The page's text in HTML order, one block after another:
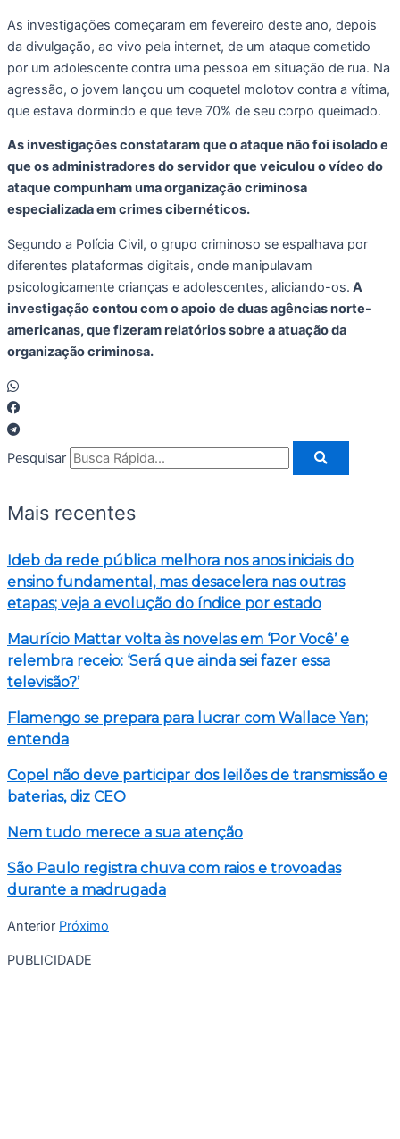
As investigações começaram em fevereiro deste ano, depois
da divulgação, ao vivo pela internet, de um ataque cometido
por um adolescente contra uma pessoa em situação de rua. Na
agressão, o jovem lançou um coquetel molotov contra a vítima,
que estava dormindo e que teve 70% de seu corpo queimado.
As investigações constataram que o ataque não foi isolado e
que os administradores do servidor que veiculou o vídeo do
ataque compunham uma organização criminosa
especializada em crimes cibernéticos.
Segundo a Polícia Civil, o grupo criminoso se espalhava por
diferentes plataformas digitais, onde manipulavam
psicologicamente crianças e adolescentes, aliciando-os. A
investigação contou com o apoio de duas agências norte-
americanas, que fizeram relatórios sobre a atuação da
organização criminosa.
Pesquisar
Mais recentes
Ideb da rede pública melhora nos anos iniciais do
ensino fundamental, mas desacelera nas outras
etapas; veja a evolução do índice por estado
Maurício Mattar volta às novelas em ‘Por Você’ e
relembra receio: ‘Será que ainda sei fazer essa
televisão?’
Flamengo se prepara para lucrar com Wallace Yan;
entenda
Copel não deve participar dos leilões de transmissão e
baterias, diz CEO
Nem tudo merece a sua atenção
São Paulo registra chuva com raios e trovoadas
durante a madrugada
Anterior Próximo
PUBLICIDADE